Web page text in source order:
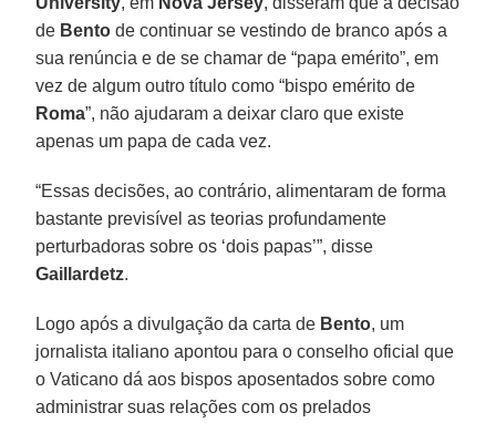
de Bento de continuar se vestindo de branco após a
sua renúncia e de se chamar de “papa emérito”, em
vez de algum outro título como “bispo emérito de
Roma”, não ajudaram a deixar claro que existe
apenas um papa de cada vez.
“Essas decisões, ao contrário, alimentaram de forma
bastante previsível as teorias profundamente
perturbadoras sobre os ‘dois papas’”, disse
Gaillardetz.
Logo após a divulgação da carta de Bento, um
jornalista italiano apontou para o conselho oficial que
o Vaticano dá aos bispos aposentados sobre como
administrar suas relações com os prelados